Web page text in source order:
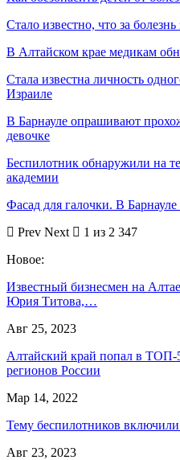
Стало известно, что за
В Алтайском крае медикам
Стала известна личность
Израиле
В Барнауле опрашивают
девочке
Беспилотник обнаружили на
академии
Фасад для галочки. В
Prev Next
1 из 2 347
Новое:
Известный бизнесмен на
Юрия Титова,…
Авг 25, 2023
Алтайский край попал в ТОП-
регионов России
Мар 14, 2022
Тему беспилотников
Авг 23, 2023